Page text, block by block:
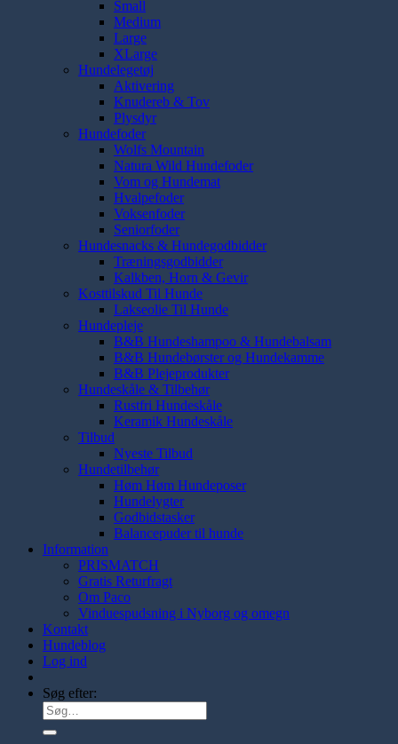
Small
Medium
Large
XLarge
Hundelegetøj
Aktivering
Knudereb & Tov
Plysdyr
Hundefoder
Wolfs Mountain
Natura Wild Hundefoder
Vom og Hundemat
Hvalpefoder
Voksenfoder
Seniorfoder
Hundesnacks & Hundegodbidder
Træningsgodbidder
Kalkben, Horn & Gevir
Kosttilskud Til Hunde
Lakseolie Til Hunde
Hundepleje
B&B Hundeshampoo & Hundebalsam
B&B Hundebørster og Hundekamme
B&B Plejeprodukter
Hundeskåle & Tilbehør
Rustfri Hundeskåle
Keramik Hundeskåle
Tilbud
Nyeste Tilbud
Hundetilbehør
Høm Høm Hundeposer
Hundelygter
Godbidstasker
Balancepuder til hunde
Information
PRISMATCH
Gratis Returfragt
Om Paco
Vinduespudsning i Nyborg og omegn
Kontakt
Hundeblog
Log ind
Søg efter: